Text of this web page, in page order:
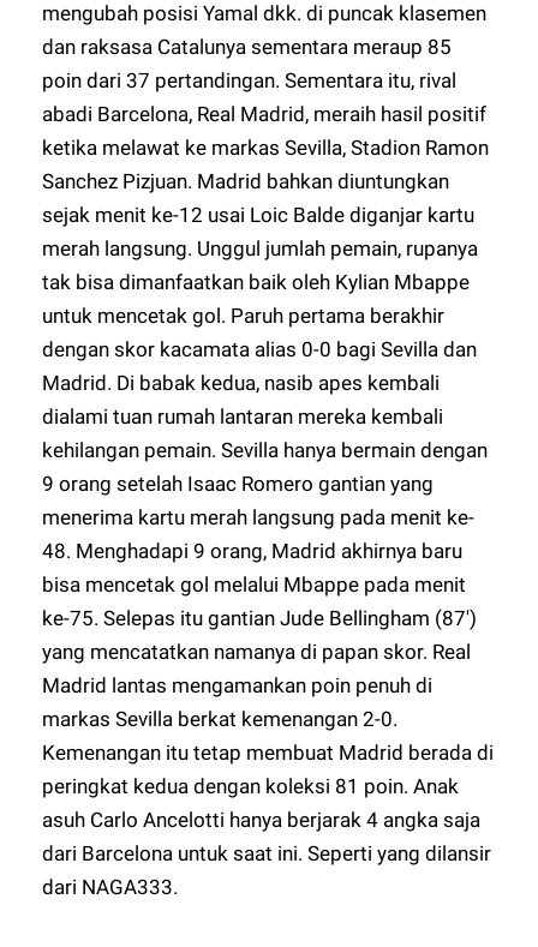
mengubah posisi Yamal dkk. di puncak klasemen
dan raksasa Catalunya sementara meraup 85
poin dari 37 pertandingan. Sementara itu, rival
abadi Barcelona, Real Madrid, meraih hasil positif
ketika melawat ke markas Sevilla, Stadion Ramon
Sanchez Pizjuan. Madrid bahkan diuntungkan
sejak menit ke-12 usai Loic Balde diganjar kartu
merah langsung. Unggul jumlah pemain, rupanya
tak bisa dimanfaatkan baik oleh Kylian Mbappe
untuk mencetak gol. Paruh pertama berakhir
dengan skor kacamata alias 0-0 bagi Sevilla dan
Madrid. Di babak kedua, nasib apes kembali
dialami tuan rumah lantaran mereka kembali
kehilangan pemain. Sevilla hanya bermain dengan
9 orang setelah Isaac Romero gantian yang
menerima kartu merah langsung pada menit ke-
48. Menghadapi 9 orang, Madrid akhirnya baru
bisa mencetak gol melalui Mbappe pada menit
ke-75. Selepas itu gantian Jude Bellingham (87')
yang mencatatkan namanya di papan skor. Real
Madrid lantas mengamankan poin penuh di
markas Sevilla berkat kemenangan 2-0.
Kemenangan itu tetap membuat Madrid berada di
peringkat kedua dengan koleksi 81 poin. Anak
asuh Carlo Ancelotti hanya berjarak 4 angka saja
dari Barcelona untuk saat ini. Seperti yang dilansir
dari NAGA333.